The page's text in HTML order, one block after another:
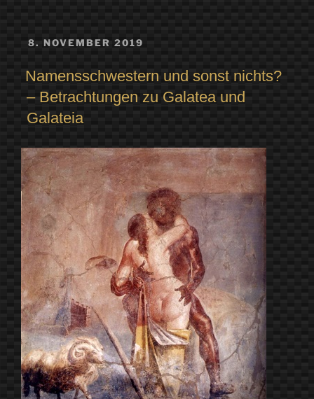
VERÖFFENTLICHT
8. NOVEMBER 2019
Namensschwestern und sonst nichts?
– Betrachtungen zu Galatea und
Galateia